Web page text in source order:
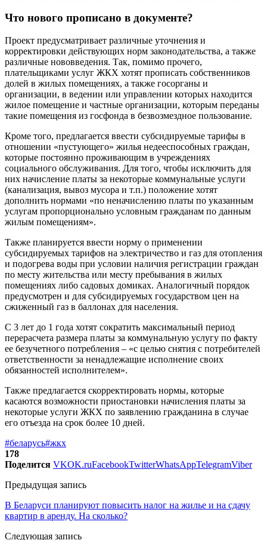
Что нового прописано в документе?
Проект предусматривает различные уточнения и
корректировки действующих норм законодательства, а также
различные нововведения. Так, помимо прочего,
плательщиками услуг ЖКХ хотят прописать собственников
долей в жилых помещениях, а также госорганы и
организации, в ведении или управлении которых находится
жилое помещение и частные организации, которым переданы
такие помещения из госфонда в безвозмездное пользование.
Кроме того, предлагается ввести субсидируемые тарифы в
отношении «пустующего» жилья недееспособных граждан,
которые постоянно проживающим в учреждениях
социального обслуживания. Для того, чтобы исключить для
них начисление платы за некоторые коммунальные услуги
(канализация, вывоз мусора и т.п.) положение хотят
дополнить нормами «по неначислению платы по указанным
услугам пропорционально условным гражданам по данным
жилым помещениям».
Также планируется ввести норму о применении
субсидируемых тарифов на электричество и газ для отопления
и подогрева воды при условии наличия регистрации граждан
по месту жительства или месту пребывания в жилых
помещениях либо садовых домиках. Аналогичный порядок
предусмотрен и для субсидируемых государством цен на
сжиженный газ в баллонах для населения.
С 3 лет до 1 года хотят сократить максимальный период
перерасчета размера платы за коммунальную услугу по факту
ее безучетного потребления – «с целью снятия с потребителей
ответственности за ненадлежащие исполнение своих
обязанностей исполнителем».
Также предлагается скорректировать нормы, которые
касаются возможности приостановки начисления платы за
некоторые услуги ЖКХ по заявлению гражданина в случае
его отъезда на срок более 10 дней.
#беларусь#жкх
178
Поделится VKOK.ruFacebookTwitterWhatsAppTelegramViber
Предыдущая запись
В Беларуси планируют повысить налог на жилье и на сдачу
квартир в аренду. На сколько?
Следующая запись